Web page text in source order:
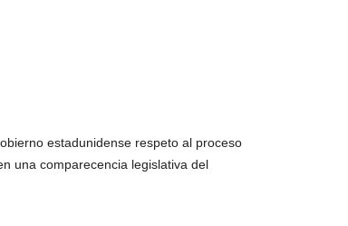
estadunidense respeto al proceso
una comparecencia legislativa del